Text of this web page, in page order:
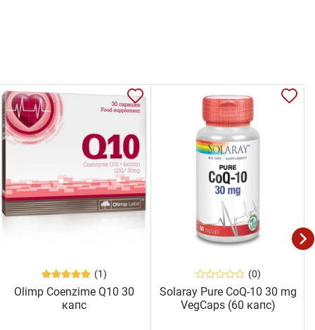
(1)
Olimp Coenzime Q10 30
капс
(0)
Solaray Pure CoQ-10 30 mg
VegCaps (60 капс)